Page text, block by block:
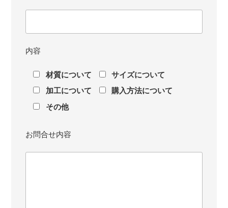
内容
材質について
サイズについて
加工について
購入方法について
その他
お問合せ内容